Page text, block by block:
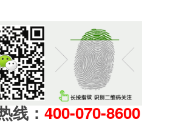
线： 400-070-8600